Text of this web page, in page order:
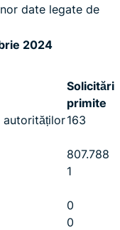
date legate de
2024
Solicitări
primite
autorităților163
807.788
1
0
0